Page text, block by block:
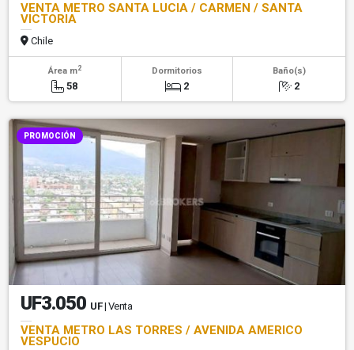
VENTA METRO SANTA LUCIA / CARMEN / SANTA
VICTORIA
Chile
Área m2
58
Dormitorios
2
Baño(s)
2
PROMOCIÓN
UF3.050 UF | Venta
VENTA METRO LAS TORRES / AVENIDA AMERICO
VESPUCIO